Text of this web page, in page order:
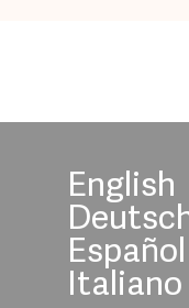
English
Español
Italiano